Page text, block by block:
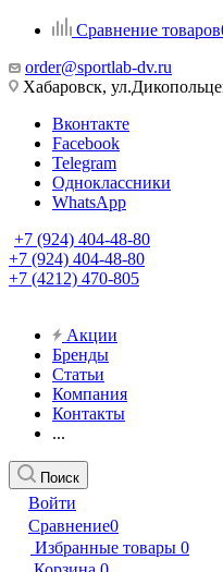
Сравнение товаров
order@sportlab-dv.ru
Хабаровск,
Вконтакте
Facebook
Telegram
Одноклассники
WhatsApp
+7 (924) 404-48-80
+7 (924) 404-48-80
+7 (4212) 470-805
Акции
Бренды
Статьи
Компания
Контакты
...
Поиск
Войти
Сравнение0
Избранные товары 0